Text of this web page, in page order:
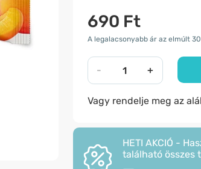
690 Ft
A legalacsonyabb ár az elmúlt
- +
Vagy rendelje meg az
HETI AKCIÓ -
található összes